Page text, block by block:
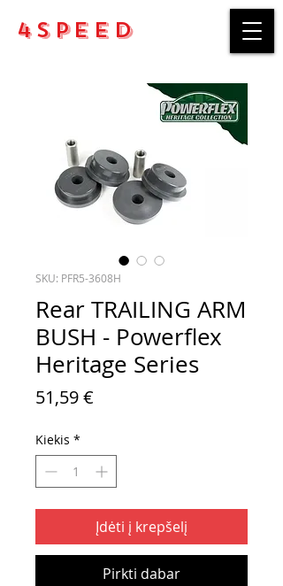
4Speed
SKU: PFR5-3608H
Rear TRAILING ARM
BUSH - Powerflex
Heritage Series
51,59 €
Kiekis *
Įdėti į krepšelį
Pirkti dabar